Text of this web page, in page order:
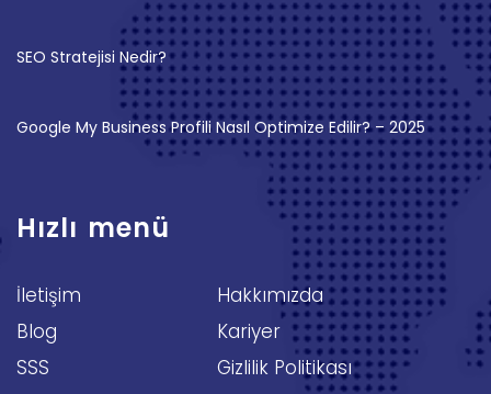
SEO Stratejisi Nedir?
Google My Business Profili Nasıl Optimize Edilir? – 2025
Hızlı menü
İletişim
Hakkımızda
Blog
Kariyer
SSS
Gizlilik Politikası